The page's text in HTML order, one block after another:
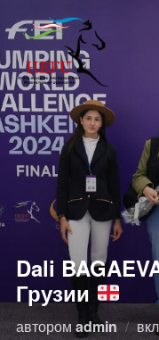
содержимому
Dali
Грузии
автором admin вкл